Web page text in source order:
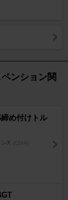
ンション関
め付けトル
X [CZ4A]